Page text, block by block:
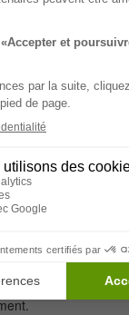
de Repos
de 26 lits, cet
ses résidents.
Les repas
besoins
authentiques.
et halal sont
repas, créant des
être et de détente à
où le bien-être et
ceux qui